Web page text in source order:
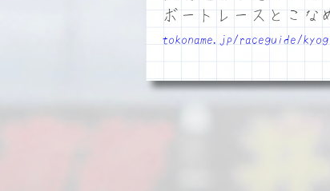
ボートレースとこ
tokoname.jp/raceguide/